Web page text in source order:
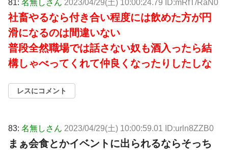
81: 名無しさん 2023/04/29(土) 10:00:24.79 ID:mRfT/RaN0
社畜やるなら付き合い程度には飲めた方が円
滑になるのは間違いない
普段全然職場では話さない奴も酒入ったら結
構しゃべってくれて仲良くなったりしたしな
レスにコメント
83: 名無しさん 2023/04/29(土) 10:00:59.01 ID:urln8ZZB0
まぁ会食とかイベントに出られるならそっち